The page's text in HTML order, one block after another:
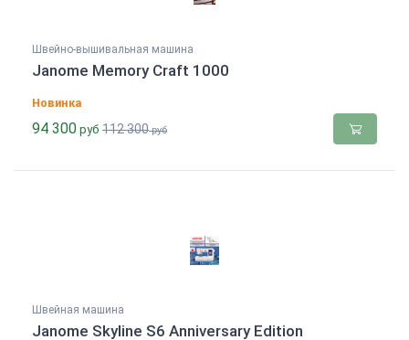
Швейно-вышивальная машина
Janome Memory Craft 1000
Новинка
94 300 руб 112 300руб
Швейная машина
Janome Skyline S6 Anniversary Edition